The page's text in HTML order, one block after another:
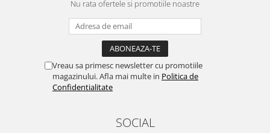
Nu rata ofertele si promotiile noastre
Vreau sa primesc newsletter cu promotiile
magazinului. Afla mai multe in Politica de
Confidentialitate
SOCIAL